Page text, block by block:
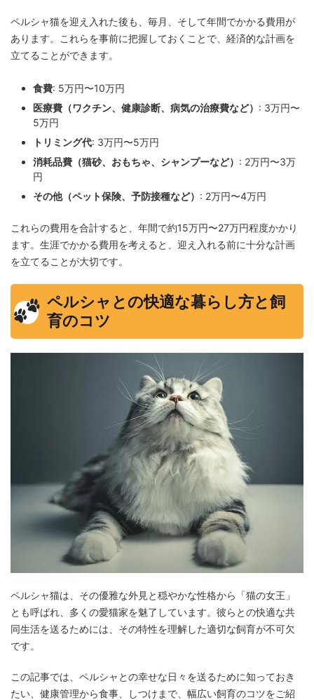
ペルシャ猫を迎え入れた後も、毎月、そして年間でかかる費用が
あります。これらを事前に把握しておくことで、経済的な計画を
立てることができます。
食費: 5万円〜10万円
医療費（ワクチン、健康診断、病気の治療費など） : 3万円〜
5万円
トリミング代: 3万円〜5万円
消耗品費（猫砂、おもちゃ、シャンプーなど） : 2万円〜3万
円
その他（ペット保険、予防接種など） : 2万円〜4万円
これらの費用を合計すると、年間で約15万円〜27万円程度かかり
ます。生涯でかかる費用を考えると、迎え入れる前に十分な計画
を立てることが大切です。
ペルシャとの快適な暮らし方と飼
育のコツ
ペルシャ猫は、その優雅な外見と穏やかな性格から「猫の女王」
とも呼ばれ、多くの愛猫家を魅了しています。彼らとの快適な共
同生活を送るためには、その特性を理解した適切な飼育が不可欠
です。
この記事では、ペルシャとの幸せな日々を送るために知っておき
たい、健康管理から食事、しつけまで、幅広い飼育のコツをご紹